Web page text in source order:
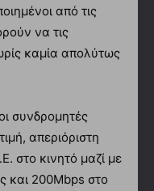
από τις
να τις
καμία απολύτως
συνδρομητές
απεριόριστη
στο κινητό μαζί με
και 200Mbps στο